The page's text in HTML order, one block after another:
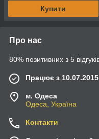
Купити
Про нас
80% позитивних з 5
Працює з 10.07.2015
м. Одеса
Одеса, Україна
Контакти